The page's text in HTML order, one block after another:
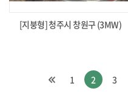
[지붕형] 청주시 창원구 (3MW)
1 2 3